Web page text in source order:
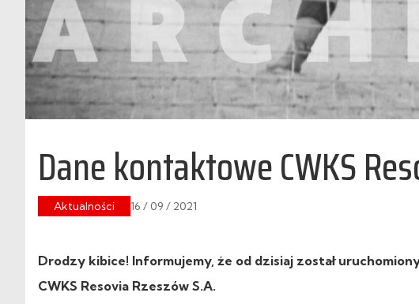
Dane kontaktowe CWKS
Aktualności 16 / 09 / 2021
Drodzy kibice! Informujemy, że od dzisiaj został
CWKS Resovia Rzeszów S.A.